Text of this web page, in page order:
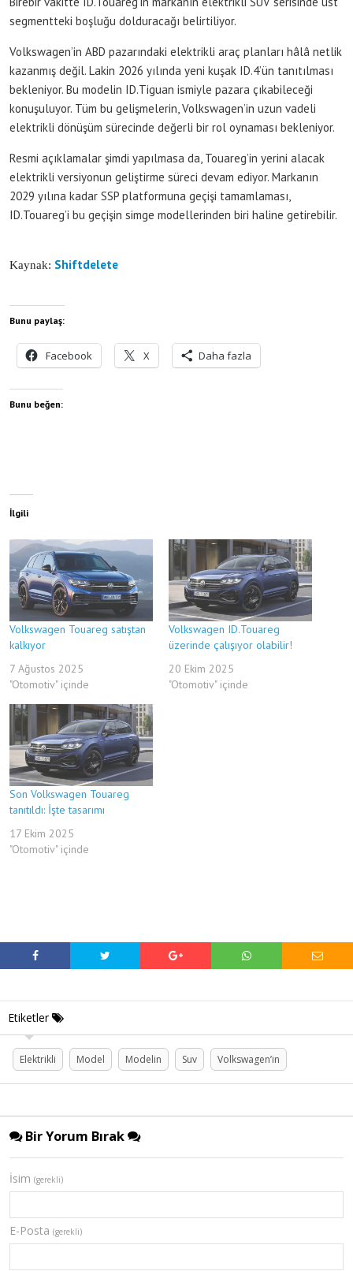
segmentteki boşluğu dolduracağı belirtiliyor.
Volkswagen’in ABD pazarındaki elektrikli araç planları hâlâ netlik
kazanmış değil. Lakin 2026 yılında yeni kuşak ID.4’ün tanıtılması
bekleniyor. Bu modelin ID.Tiguan ismiyle pazara çıkabileceği
konuşuluyor. Tüm bu gelişmelerin, Volkswagen’in uzun vadeli
elektrikli dönüşüm sürecinde değerli bir rol oynaması bekleniyor.
Resmi açıklamalar şimdi yapılmasa da, Touareg’in yerini alacak
elektrikli versiyonun geliştirme süreci devam ediyor. Markanın
2029 yılına kadar SSP platformuna geçişi tamamlaması,
ID.Touareg’i bu geçişin simge modellerinden biri haline getirebilir.
Kaynak: Shiftdelete
Bunu paylaş:
Facebook X Daha fazla
Bunu beğen:
İlgili
Volkswagen Touareg satıştan
kalkıyor
7 Ağustos 2025
"Otomotiv" içinde
Volkswagen ID.Touareg
üzerinde çalışıyor olabilir!
20 Ekim 2025
"Otomotiv" içinde
Son Volkswagen Touareg
tanıtıldı: İşte tasarımı
17 Ekim 2025
"Otomotiv" içinde
Etiketler
Elektrikli Model Modelin Suv Volkswagen’in
Bir Yorum Bırak
İsim (gerekli)
E-Posta (gerekli)